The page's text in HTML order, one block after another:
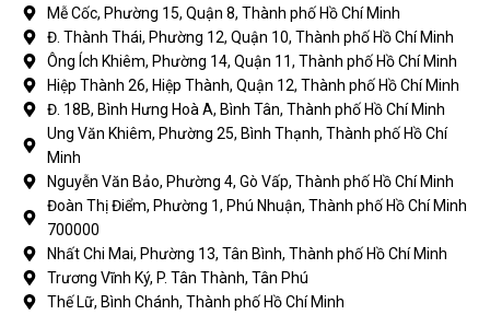
Mễ Cốc, Phường 15, Quận 8, Thành phố Hồ Chí Minh
Đ. Thành Thái, Phường 12, Quận 10, Thành phố Hồ Chí Minh
Ông Ích Khiêm, Phường 14, Quận 11, Thành phố Hồ Chí Minh
Hiệp Thành 26, Hiệp Thành, Quận 12, Thành phố Hồ Chí Minh
Đ. 18B, Bình Hưng Hoà A, Bình Tân, Thành phố Hồ Chí Minh
Ung Văn Khiêm, Phường 25, Bình Thạnh, Thành phố Hồ Chí
Minh
Nguyễn Văn Bảo, Phường 4, Gò Vấp, Thành phố Hồ Chí Minh
Đoàn Thị Điểm, Phường 1, Phú Nhuận, Thành phố Hồ Chí Minh
700000
Nhất Chi Mai, Phường 13, Tân Bình, Thành phố Hồ Chí Minh
Trương Vĩnh Ký, P. Tân Thành, Tân Phú
Thế Lữ, Bình Chánh, Thành phố Hồ Chí Minh